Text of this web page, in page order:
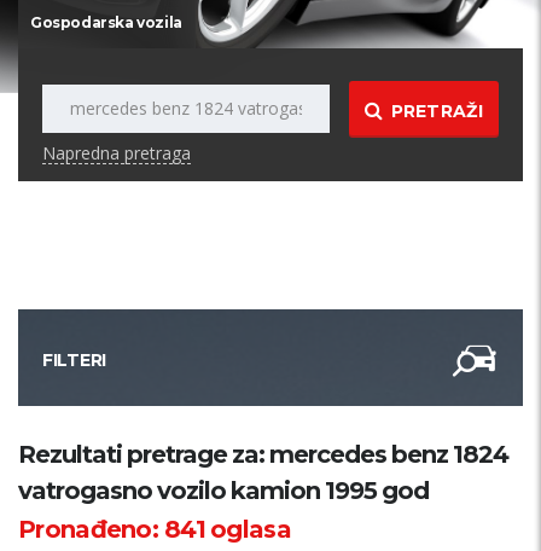
Gospodarska vozila
PRETRAŽI
Napredna pretraga
FILTERI
Kategorija
Županija
Rezultati pretrage za: mercedes benz 1824
vatrogasno vozilo kamion 1995 god
Pronađeno: 841oglasa